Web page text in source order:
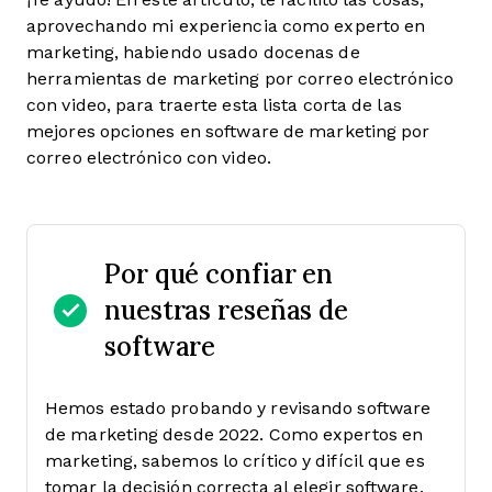
aprovechando mi experiencia como experto en
marketing, habiendo usado docenas de
herramientas de marketing por correo electrónico
con video, para traerte esta lista corta de las
mejores opciones en software de marketing por
correo electrónico con video.
Por qué confiar en
nuestras reseñas de
software
Hemos estado probando y revisando software
de marketing desde 2022. Como expertos en
marketing, sabemos lo crítico y difícil que es
tomar la decisión correcta al elegir software.